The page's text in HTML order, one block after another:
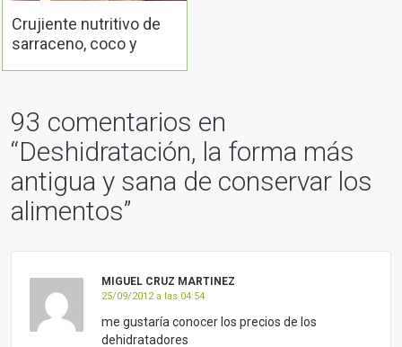
Crujiente nutritivo de
sarraceno, coco y
93 comentarios en
“Deshidratación, la forma más
antigua y sana de conservar los
alimentos”
MIGUEL CRUZ MARTINEZ
25/09/2012 a las 04:54
me gustaría conocer los precios de los
dehidratadores